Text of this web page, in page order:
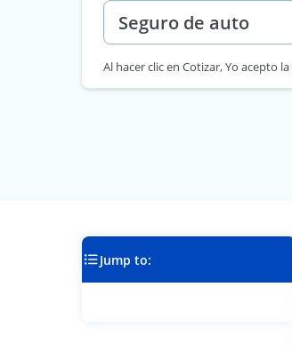
Al hacer clic en Cotizar, Yo acepto la
Jump to: